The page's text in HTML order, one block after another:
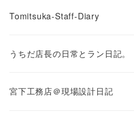
Tomitsuka-Staff-Diary
うちだ店長の日常とラン日記。
宮下工務店＠現場設計日記